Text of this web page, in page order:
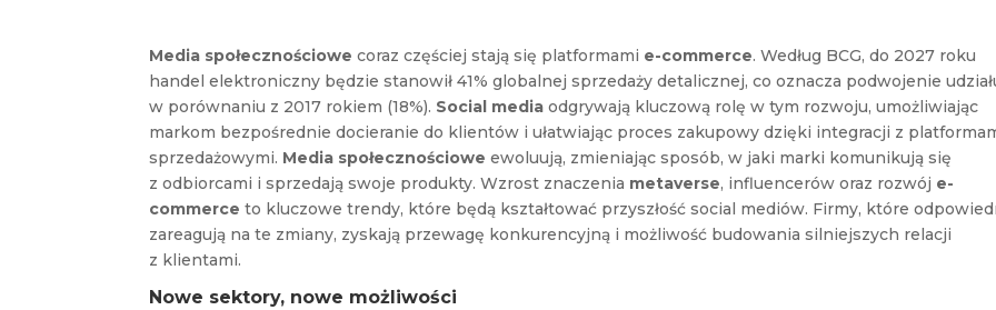
Media społecznościowe coraz częściej stają się platformami e-commerce. Według BCG, do 2027 roku
handel elektroniczny będzie stanowił 41% globalnej sprzedaży detalicznej, co oznacza podwojenie
w porównaniu z 2017 rokiem (18%). Social media odgrywają kluczową rolę w tym rozwoju, umożliwiając
markom bezpośrednie docieranie do klientów i ułatwiając proces zakupowy dzięki integracji z
sprzedażowymi. Media społecznościowe ewoluują, zmieniając sposób, w jaki marki komunikują się
z odbiorcami i sprzedają swoje produkty. Wzrost znaczenia metaverse, influencerów oraz rozwój e-
commerce to kluczowe trendy, które będą kształtować przyszłość social mediów. Firmy, które
zareagują na te zmiany, zyskają przewagę konkurencyjną i możliwość budowania silniejszych relacji
z klientami.
Nowe sektory, nowe możliwości